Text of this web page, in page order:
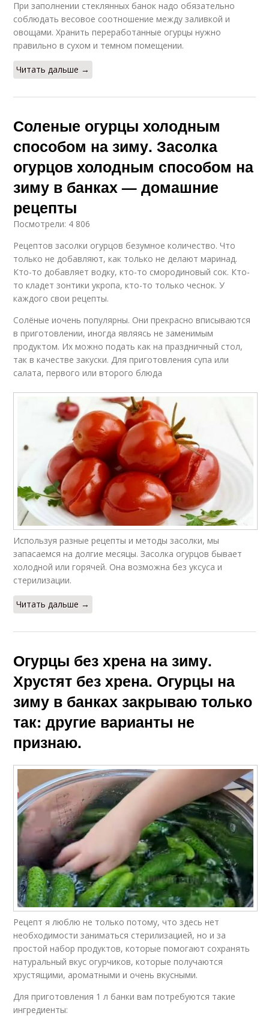
При заполнении стеклянных банок надо обязательно
соблюдать весовое соотношение между заливкой и
овощами. Хранить переработанные огурцы нужно
правильно в сухом и темном помещении.
Читать дальше →
Соленые огурцы холодным
способом на зиму. Засолка
огурцов холодным способом на
зиму в банках — домашние
рецепты
Посмотрели: 4 806
Рецептов засолки огурцов безумное количество. Что
только не добавляют, как только не делают маринад.
Кто-то добавляет водку, кто-то смородиновый сок. Кто-
то кладет зонтики укропа, кто-то только чеснок. У
каждого свои рецепты.
Солёные иочень популярны. Они прекрасно вписываются
в приготовлении, иногда являясь не заменимым
продуктом. Их можно подать как на праздничный стол,
так в качестве закуски. Для приготовления супа или
салата, первого или второго блюда
Используя разные рецепты и методы засолки, мы
запасаемся на долгие месяцы. Засолка огурцов бывает
холодной или горячей. Она возможна без уксуса и
стерилизации.
Читать дальше →
Огурцы без хрена на зиму.
Хрустят без хрена. Огурцы на
зиму в банках закрываю только
так: другие варианты не
признаю.
Рецепт я люблю не только потому, что здесь нет
необходимости заниматься стерилизацией, но и за
простой набор продуктов, которые помогают сохранять
натуральный вкус огурчиков, которые получаются
хрустящими, ароматными и очень вкусными.
Для приготовления 1 л банки вам потребуются такие
ингредиенты: